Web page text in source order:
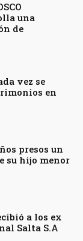
una
de
vez se
en
presos un
su hijo menor
a los ex
Salta S.A